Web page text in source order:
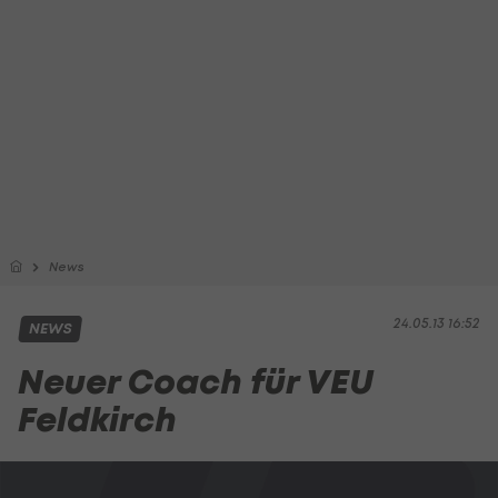
News
24.05.13 16:52
NEWS
Neuer Coach für VEU
Feldkirch